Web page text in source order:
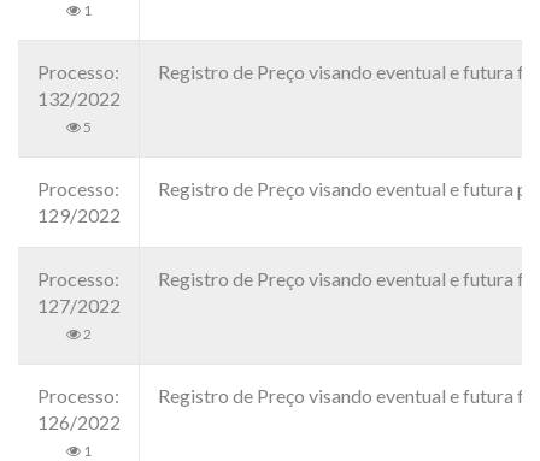
1
Processo:
132/2022
5
Registro de Preço visando eventual e futura
Processo:
129/2022
Registro de Preço visando eventual e futura
Processo:
127/2022
2
Registro de Preço visando eventual e futura
Processo:
126/2022
1
Registro de Preço visando eventual e futura